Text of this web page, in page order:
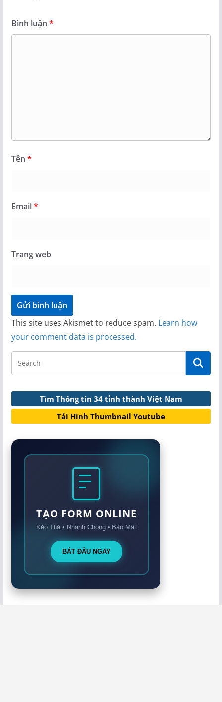
Bình luận *
Tên *
Email*
Trang web
This site uses Akismet to reduce spam. Learn how
your comment data is processed.
Tìm Thông tin 34 tỉnh thành Việt Nam
Tải Hình Thumbnail Youtube
TẠO FORM ONLINE
Kéo Thả • Nhanh Chóng • Bảo Mật
BẮT ĐẦU NGAY